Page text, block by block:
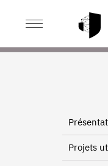
ACCUEIL
Projets